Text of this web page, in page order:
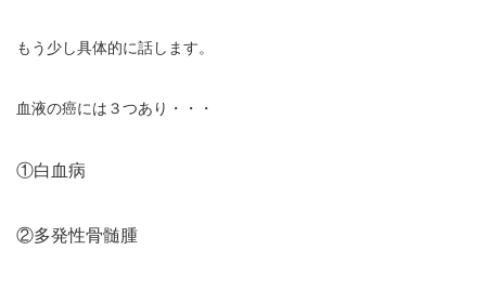
もう少し具体的に話します。
血液の癌には３つあり・・・
①白血病
②多発性骨髄腫